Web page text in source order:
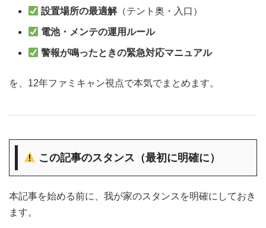
設置場所の最適解（テント奥・入口）
電池・メンテの運用ルール
警報が鳴ったときの緊急対応マニュアル
を、12年ファミキャン視点で本気でまとめます。
この記事のスタンス（最初に明確に）
本記事を始める前に、我が家のスタンスを明確にしておき
ます。